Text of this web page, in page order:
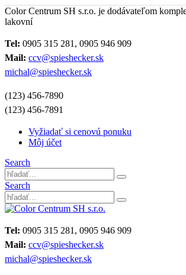
Color Centrum SH s.r.o. je dodávateľom
lakovní
Tel: 0905 315 281, 0905 946 909
Mail: ccv@spieshecker.sk
michal@spieshecker.sk
(123) 456-7890
(123) 456-7891
Vyžiadať si cenovú ponuku
Môj účet
Search
Search
Tel: 0905 315 281, 0905 946 909
Mail: ccv@spieshecker.sk
michal@spieshecker.sk